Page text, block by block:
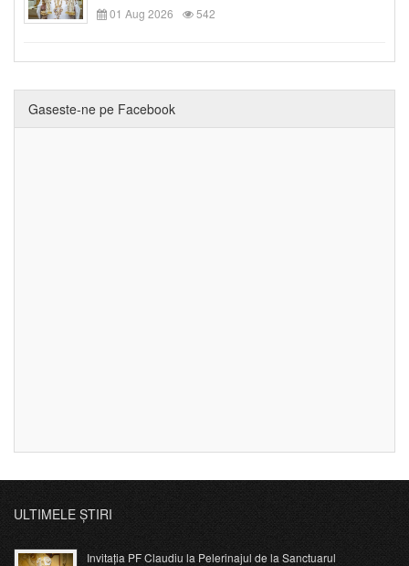
01 Aug 2026
542
Gaseste-ne pe Facebook
ULTIMELE ȘTIRI
Invitația PF Claudiu la Pelerinajul de la Sanctuarul